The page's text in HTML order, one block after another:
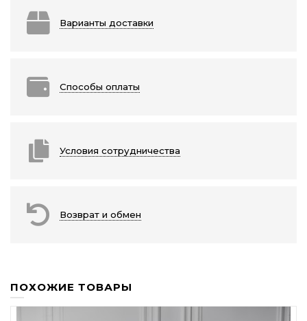
Варианты доставки
Способы оплаты
Условия сотрудничества
Возврат и обмен
ПОХОЖИЕ ТОВАРЫ